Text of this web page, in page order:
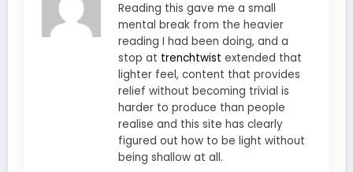
Reading this gave me a small
mental break from the heavier
reading I had been doing, and a
stop at trenchtwist extended that
lighter feel, content that provides
relief without becoming trivial is
harder to produce than people
realise and this site has clearly
figured out how to be light without
being shallow at all.